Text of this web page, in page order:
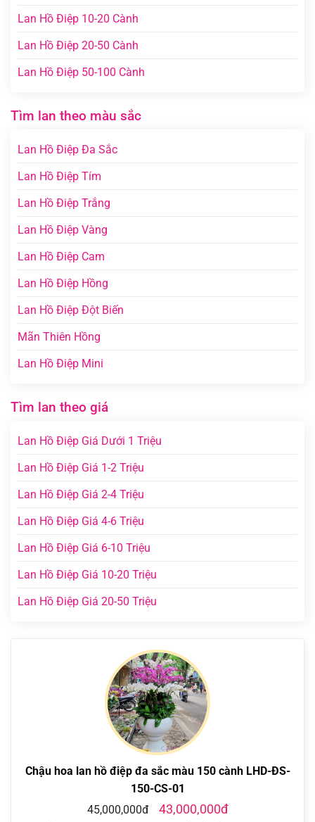
Lan Hồ Điệp 10-20 Cành
Lan Hồ Điệp 20-50 Cành
Lan Hồ Điệp 50-100 Cành
Tìm lan theo màu sắc
Lan Hồ Điệp Đa Sắc
Lan Hồ Điệp Tím
Lan Hồ Điệp Trắng
Lan Hồ Điệp Vàng
Lan Hồ Điệp Cam
Lan Hồ Điệp Hồng
Lan Hồ Điệp Đột Biến
Mãn Thiên Hồng
Lan Hồ Điệp Mini
Tìm lan theo giá
Lan Hồ Điệp Giá Dưới 1 Triệu
Lan Hồ Điệp Giá 1-2 Triệu
Lan Hồ Điệp Giá 2-4 Triệu
Lan Hồ Điệp Giá 4-6 Triệu
Lan Hồ Điệp Giá 6-10 Triệu
Lan Hồ Điệp Giá 10-20 Triệu
Lan Hồ Điệp Giá 20-50 Triệu
Chậu hoa lan hồ điệp đa sắc màu 150 cành LHD-ĐS-
150-CS-01
45,000,000đ
43,000,000đ